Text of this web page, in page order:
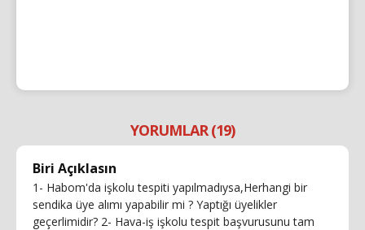
YORUMLAR (19)
Biri Açıklasın
1- Habom'da işkolu tespiti yapılmadıysa,Herhangi bir
sendika üye alımı yapabilir mi ? Yaptığı üyelikler
geçerlimidir? 2- Hava-iş işkolu tespit başvurusunu tam